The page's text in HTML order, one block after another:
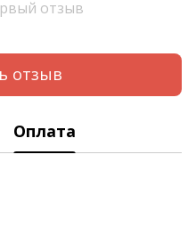
отзыв
отзыв
Оплата